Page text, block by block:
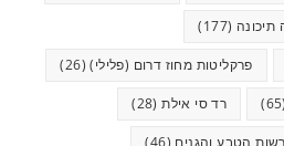
תיכונה (177)
פרקליטות מחוז דרום (פלילי)(26)
(65) רד סי אילת(28)